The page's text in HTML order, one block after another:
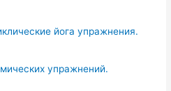
йога упражнения.
упражнений.